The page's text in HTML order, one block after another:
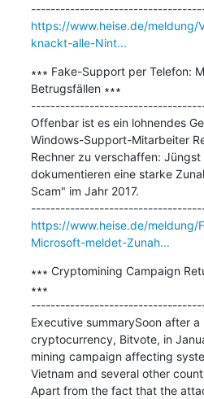
https://www.heise.de/meldung/
knackt-alle-Nint...
∗∗∗ Fake-Support per Telefon:
Betrugsfällen ∗∗∗
Offenbar ist es ein lohnendes
Windows-Support-Mitarbeiter
Rechner zu verschaffen:
dokumentieren eine starke
Scam" im Jahr 2017.
https://www.heise.de/meldung/
Microsoft-meldet-Zunah...
∗∗∗ Cryptomining Campaign
∗∗∗
Executive summarySoon after
cryptocurrency, Bitvote, in
mining campaign affecting
Vietnam and several other
Apart from the fact that the